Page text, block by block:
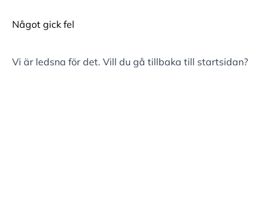
Något gick fel
Vi är ledsna för det. Vill du gå tillbaka till startsidan?